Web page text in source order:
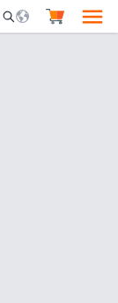
Mobile Search